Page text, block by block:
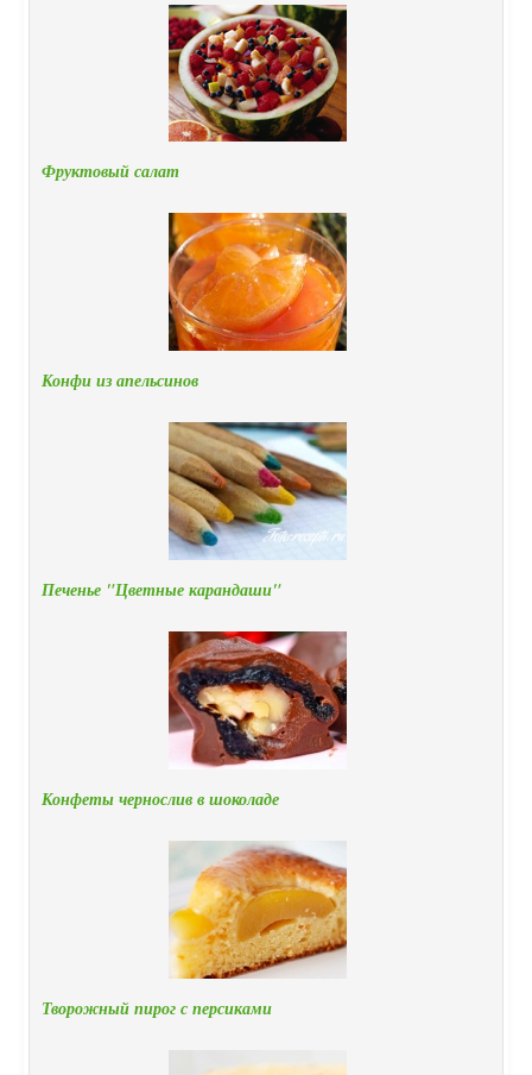
Фруктовый салат
Конфи из апельсинов
Печенье "Цветные карандаши"
Конфеты чернослив в шоколаде
Творожный пирог с персиками